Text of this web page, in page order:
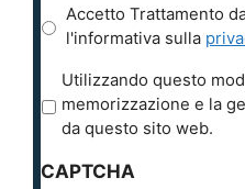
Accetto Trattamento
l'informativa sulla
r
a
Utilizzando questo
memorizzazione e la
da questo sito web.
CAPTCHA